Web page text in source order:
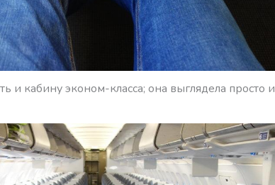
и кабину эконом-класса; она выглядела просто и